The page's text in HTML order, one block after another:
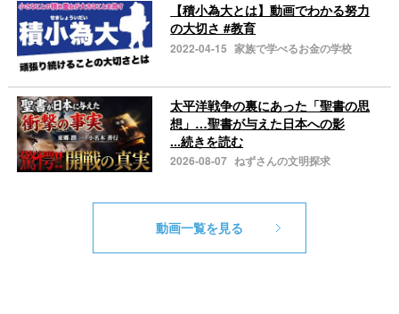
【積小為大とは】動画でわかる努力
の大切さ #教育
2022-04-15 家族で学べるお金の学校
太平洋戦争の裏にあった「聖書の思
想」…聖書が与えた日本への影
...続きを読む
2026-08-07 ねずさんの文明探求
動画一覧を見る